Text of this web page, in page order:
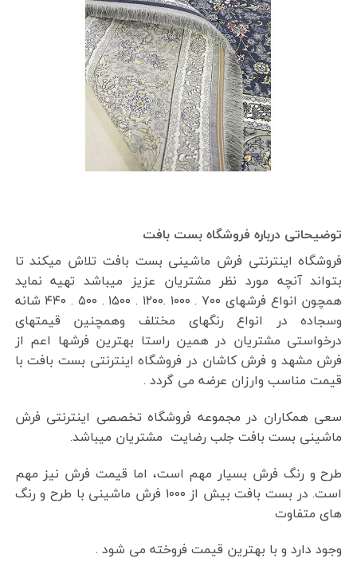
توضیحاتی درباره فروشگاه بست بافت
فروشگاه اینترنتی فرش ماشینی بست بافت تلاش میکند تا
بتواند آنچه مورد نظر مشتریان عزیز میباشد تهیه نماید
همچون انواع فرشهای ۷۰۰ . ۱۰۰۰ .۱۲۰۰ . ۱۵۰۰ . ۵۰۰ . ۴۴۰ شانه
وسجاده در انواع رنگهای مختلف وهمچنین قیمتهای
درخواستی مشتریان در همین راستا بهترین فرشها اعم از
فرش مشهد و فرش کاشان در فروشگاه اینترنتی بست بافت با
قیمت مناسب وارزان عرضه می گردد .
سعی همکاران در مجموعه فروشگاه تخصصی اینترنتی فرش
ماشینی بست بافت جلب رضایت مشتریان میباشد.
طرح و رنگ فرش بسیار مهم است، اما قیمت فرش نیز مهم
است. در بست بافت بیش از ۱۰۰۰ فرش ماشینی با طرح و رنگ
های متفاوت
وجود دارد و با بهترین قیمت فروخته می شود .